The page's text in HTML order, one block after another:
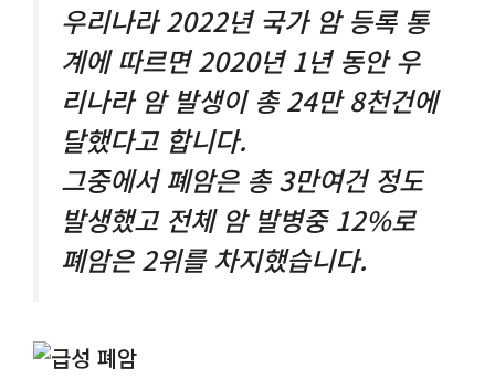
우리나라 2022년 국가 암 등록 통
계에 따르면 2020년 1년 동안 우
리나라 암 발생이 총 24만 8천건에
달했다고 합니다.
그중에서 폐암은 총 3만여건 정도
발생했고 전체 암 발병중 12%로
폐암은 2위를 차지했습니다.